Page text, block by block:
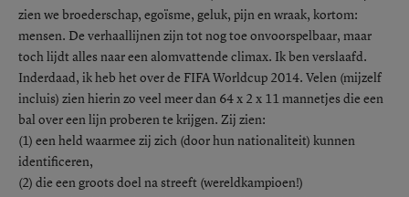
zien we broederschap, egoïsme, geluk, pijn en wraak, kortom:
mensen. De verhaallijnen zijn tot nog toe onvoorspelbaar, maar
toch lijdt alles naar een alomvattende climax. Ik ben verslaafd.
Inderdaad, ik heb het over de FIFA Worldcup 2014. Velen (mijzelf
incluis) zien hierin zo veel meer dan 64 x 2 x 11 mannetjes die een
bal over een lijn proberen te krijgen. Zij zien:
(1) een held waarmee zij zich (door hun nationaliteit) kunnen
identificeren,
(2) die een groots doel na streeft (wereldkampioen!)